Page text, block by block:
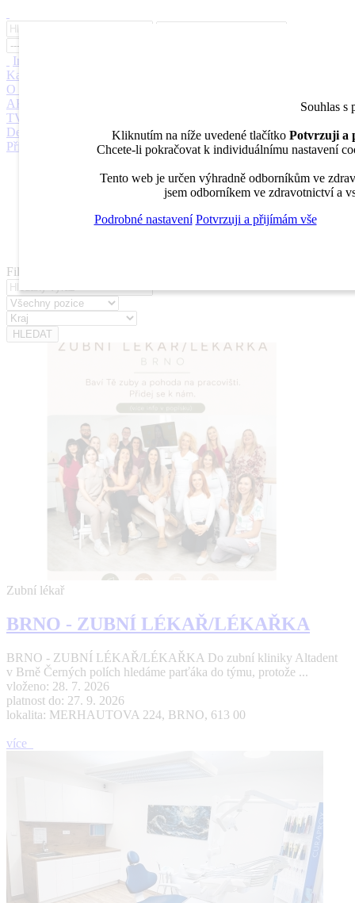
Inzerce
Kariérní poradenství
O nás
AKADEMIE
STOMATEAM
TV
DentalJobs.cz
search
Přihlásit
Upozornění na nové pozice
Filtrovat
Zubní lékař
BRNO - ZUBNÍ LÉKAŘ/LÉKAŘKA
BRNO - ZUBNÍ LÉKAŘ/LÉKAŘKA Do zubní kliniky Altadent
v Brně Černých polích hledáme parťáka do týmu, protože ...
vloženo: 28. 7. 2026
platnost do: 27. 9. 2026
lokalita: MERHAUTOVA 224, BRNO, 613 00
více
Souhlas s
Kliknutím na níže uvedené tlačítko Potvrzuji a
Chcete-li pokračovat k individuálnímu nastavení
Tento web je určen výhradně odborníkům ve
jsem odborníkem ve zdravotnictví a
Podrobné nastavení Potvrzuji a přijímám vše